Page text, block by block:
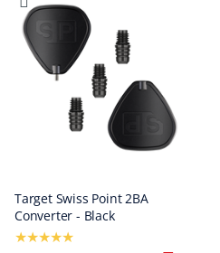
Target Swiss Point 2BA
Converter - Black